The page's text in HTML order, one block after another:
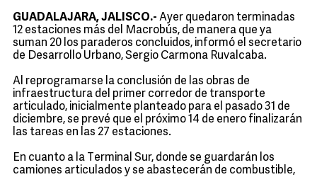
GUADALAJARA, JALISCO.- Ayer quedaron terminadas
12 estaciones más del Macrobús, de manera que ya
suman 20 los paraderos concluidos, informó el secretario
de Desarrollo Urbano, Sergio Carmona Ruvalcaba.
Al reprogramarse la conclusión de las obras de
infraestructura del primer corredor de transporte
articulado, inicialmente planteado para el pasado 31 de
diciembre, se prevé que el próximo 14 de enero finalizarán
las tareas en las 27 estaciones.
En cuanto a la Terminal Sur, donde se guardarán los
camiones articulados y se abastecerán de combustible,